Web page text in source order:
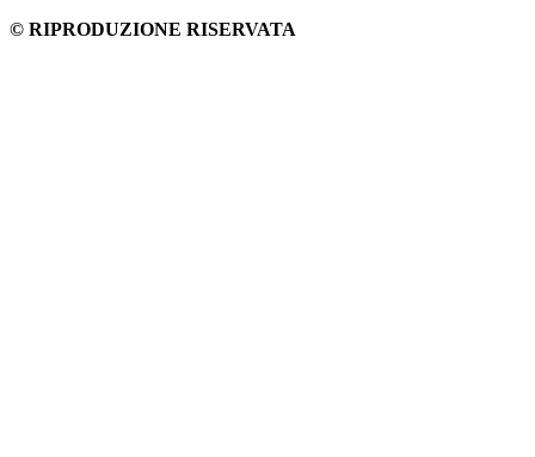
© RIPRODUZIONE RISERVATA